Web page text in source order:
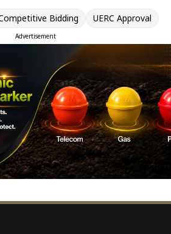
Bidding UERC Approval
Advertisement